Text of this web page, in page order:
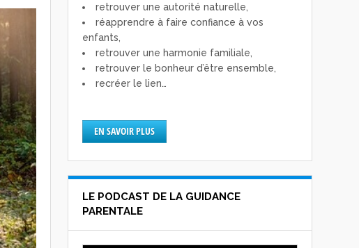
retrouver une autorité naturelle,
réapprendre à faire confiance à vos
enfants,
retrouver une harmonie familiale,
retrouver le bonheur d’être ensemble,
recréer le lien…
EN SAVOIR PLUS
LE PODCAST DE LA GUIDANCE
PARENTALE